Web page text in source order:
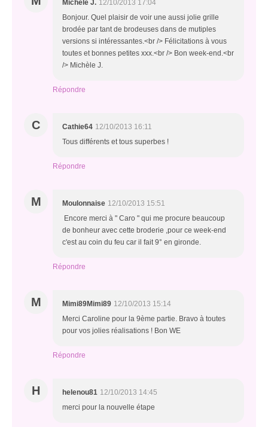
Michèle J. 12/10/2013 17:04
Bonjour. Quel plaisir de voir une aussi jolie grille
brodée par tant de brodeuses dans de mutiples
versions si intéressantes.<br /> Félicitations à vous
toutes et bonnes petites xxx.<br /> Bon week-end.<br
/> Michèle J.
Répondre
C Cathie64 12/10/2013 16:11
Tous différents et tous superbes !
Répondre
M Moulonnaise 12/10/2013 15:51
Encore merci à " Caro " qui me procure beaucoup
de bonheur avec cette broderie ,pour ce week-end
c'est au coin du feu car il fait 9° en gironde.
Répondre
M Mimi89Mimi89 12/10/2013 15:14
Merci Caroline pour la 9ème partie. Bravo à toutes
pour vos jolies réalisations ! Bon WE
Répondre
H helenou81 12/10/2013 14:45
merci pour la nouvelle étape